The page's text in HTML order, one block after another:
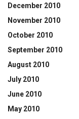
December 2010
November 2010
October 2010
September 2010
August 2010
July 2010
June 2010
May 2010